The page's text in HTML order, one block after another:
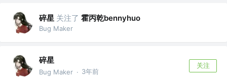
碎星 关注了 霍丙乾bennyhuo
Bug Maker
碎星
Bug Maker · 3年前
关注